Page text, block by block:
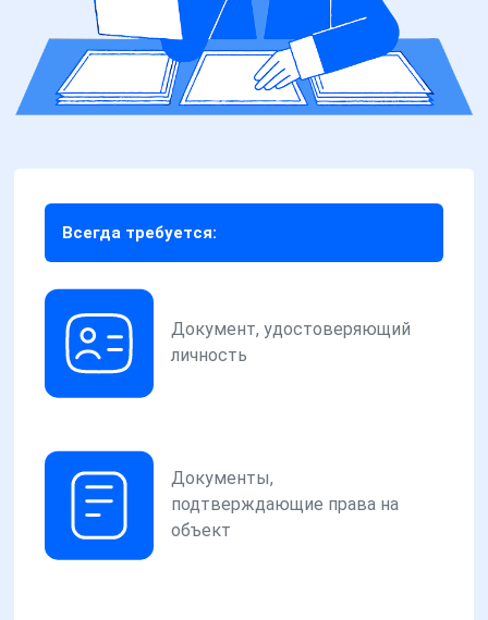
Всегда требуется:
Документ, удостоверяющий
личность
Документы,
подтверждающие права на
объект